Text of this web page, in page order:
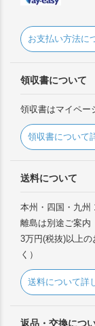
お支払い方法に
領収書について
領収書はマイペー
領収書について
送料について
本州・四国・九
離島は別途ご案内
3万円(税抜)以上
く）
送料について詳
返品・交換につ